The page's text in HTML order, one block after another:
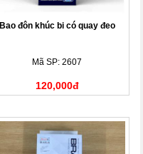
Bao đôn khúc bi có quay đeo
Mã SP: 2607
120,000đ